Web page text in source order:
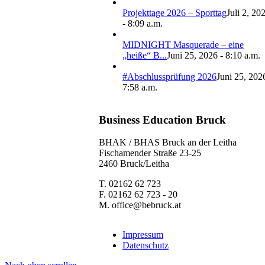
Projekttage 2026 – SporttagJuli 2,
- 8:09 a.m.
MIDNIGHT Masquerade – eine
„heiße“ B...Juni 25, 2026 - 8:10 a.m.
#Abschlussprüfung 2026Juni 25,
7:58 a.m.
Business Education Bruck
BHAK / BHAS Bruck an der Leitha
Fischamender Straße 23-25
2460 Bruck/Leitha
T. 02162 62 723
F. 02162 62 723 - 20
M. office@bebruck.at
Impressum
Datenschutz